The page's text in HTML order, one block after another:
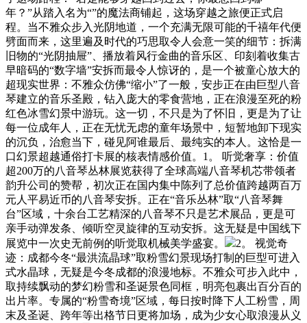
年？”从踏入名为“”的魔法商铺起，这场穿越之旅便正式启
程。当不雅众步入光阴地道，一个充满无限可能的千禧年代便
劈面而来，这里遍及时代的巧思取令人会意一笑的细节：拆满
旧物的“光阴抽屉”、播放着风行金曲的音乐区、印刻着收集古
早暗码的“数字墙”安拆而最令人惊讶的，是一个被童心放大的
超现实世界：不雅众仿佛“缩小”了一般，安步正在由巨型八音
琴建立的音乐圣殿，钻入庞大的零食营地，正在浪漫至死的粉
红色冰雪幻景中游玩。这一切，不只是为了怀旧，更是为了让
每一位成年人，正在无忧无虑的童年场景中，短暂地卸下现实
的沉负，治愈当下，碰见阿谁最后、最纯实的本人。这恰是一
口幻景超越通俗打卡展的核表情感价值。1。 听觉奢享：价值
超200万的八音琴丛林展览获得了全球高端八音琴机芯带领者
韵升公司的赞帮，初次正在国内集中陈列了总价值跨越两百万
元人平易近币的八音琴安拆。正在“音乐丛林”取“八音琴舞
台”区域，十余台工艺精深的八音琴不只是艺术展品，更是可
亲手动弹发条、倾听空灵旋律的互动安拆。这无疑是中国线下
展览中一次史无前例的听觉取机械美学盛宴。
2。 视觉奇
迹：成都今冬“最洪流晶球”取粉雪幻景现场打制的巨型可进入
式水晶球，无疑是今冬成都的浪漫地标。不雅众可步入此中，
取持续飘动的梦幻粉雪和圣诞景色同框，明亮包裹出百分百的
出片率。专属的“粉雪奇境”区域，每日按时降下人工粉雪，周
末及圣诞、跨年等出格节日更将加场，成为少女心取浪漫从义